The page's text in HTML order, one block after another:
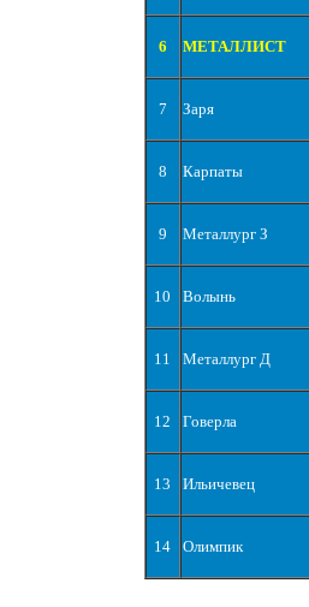
6 МЕТАЛЛИСТ
7 Заря
8 Карпаты
9 Металлург З
10 Волынь
11 Металлург Д
12 Говерла
13 Ильичевец
14 Олимпик